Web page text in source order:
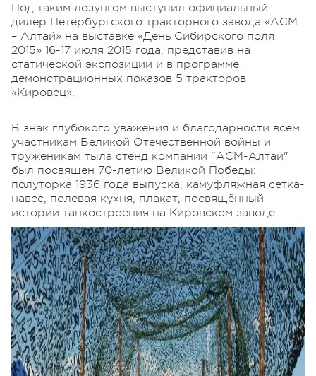
Под таким лозунгом выступил официальный
дилер Петербургского тракторного завода «АСМ
– Алтай» на выставке «День Сибирского поля
2015» 16-17 июля 2015 года, представив на
статической экспозиции и в программе
демонстрационных показов 5 тракторов
«Кировец».
В знак глубокого уважения и благодарности всем
участникам Великой Отечественной войны и
труженикам тыла стенд компании "АСМ-Алтай"
был посвящен 70-летию Великой Победы:
полуторка 1936 года выпуска, камуфляжная сетка-
навес, полевая кухня, плакат, посвящённый
истории танкостроения на Кировском заводе.